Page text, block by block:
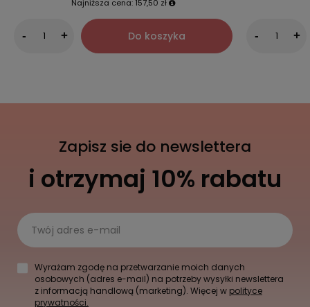
Najniższa cena: 157,50 zł
- + Do koszyka - +
Zapisz sie do newslettera
i otrzymaj 10% rabatu
Twój adres e-mail
Wyrażam zgodę na przetwarzanie moich danych
osobowych (adres e-mail) na potrzeby wysyłki newslettera
z informacją handlową (marketing). Więcej w polityce
prywatności.